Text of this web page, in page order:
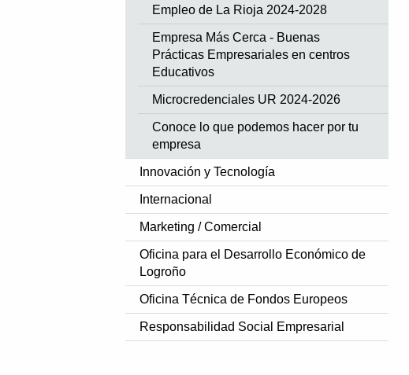
Empleo de La Rioja 2024-2028
Empresa Más Cerca - Buenas
Prácticas Empresariales en centros
Educativos
Microcredenciales UR 2024-2026
Conoce lo que podemos hacer por tu
empresa
Innovación y Tecnología
Internacional
Marketing / Comercial
Oficina para el Desarrollo Económico de
Logroño
Oficina Técnica de Fondos Europeos
Responsabilidad Social Empresarial